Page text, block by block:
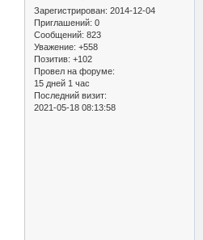
Зарегистрирован: 2014-12-04
Приглашений: 0
Сообщений: 823
Уважение: +558
Позитив: +102
Провел на форуме:
15 дней 1 час
Последний визит:
2021-05-18 08:13:58